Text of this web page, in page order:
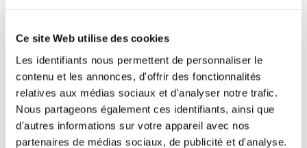
Ce site Web utilise des cookies
Les identifiants nous permettent de personnaliser le
contenu et les annonces, d'offrir des fonctionnalités
relatives aux médias sociaux et d'analyser notre trafic.
Nous partageons également ces identifiants, ainsi que
d'autres informations sur votre appareil avec nos
partenaires de médias sociaux, de publicité et d'analyse.